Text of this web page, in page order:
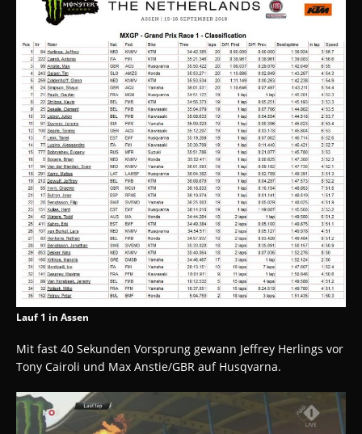
Lauf 1 in Assen
Mit fast 40 Sekunden Vorsprung gewann Jeffrey Herlings vor
Tony Cairoli und Max Anstie/GBR auf Husqvarna.